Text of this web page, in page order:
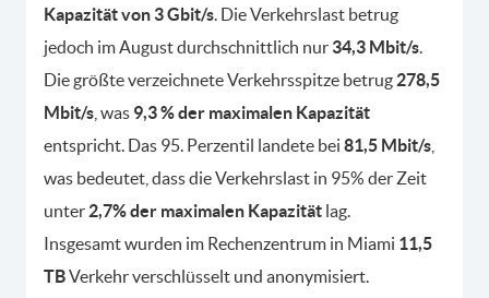
Kapazität von 3 Gbit/s. Die Verkehrslast betrug
jedoch im August durchschnittlich nur 34,3 Mbit/s.
Die größte verzeichnete Verkehrsspitze betrug 278,5
Mbit/s , was 9,3 % der maximalen Kapazität
entspricht. Das 95. Perzentil landete bei 81,5 Mbit/s
was bedeutet, dass die Verkehrslast in 95% der Zeit
unter 2,7% der maximalen Kapazität lag.
Insgesamt wurden im Rechenzentrum in Miami 11,5
TBVerkehr verschlüsselt und anonymisiert.